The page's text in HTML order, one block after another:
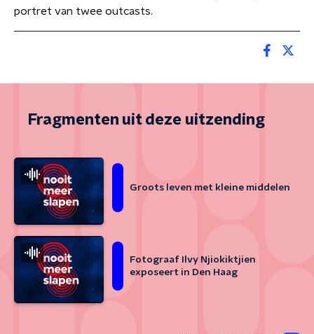
portret van twee outcasts.
Fragmenten uit deze uitzending
Groots leven met kleine middelen
Fotograaf Ilvy Njiokiktjien
exposeert in Den Haag